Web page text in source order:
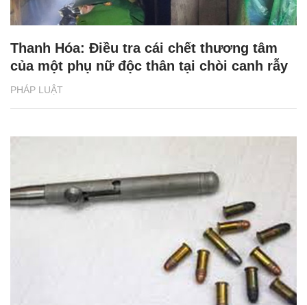
PHÁP LUẬT
Thanh Hóa: Điều tra cái chết thương tâm
của một phụ nữ độc thân tại chòi canh rẫy